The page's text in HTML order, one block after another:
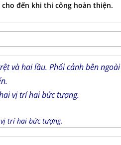
đến khi thi công hoàn thiện.
và hai lầu. Phối cảnh bên ngoài
trí hai bức tượng.